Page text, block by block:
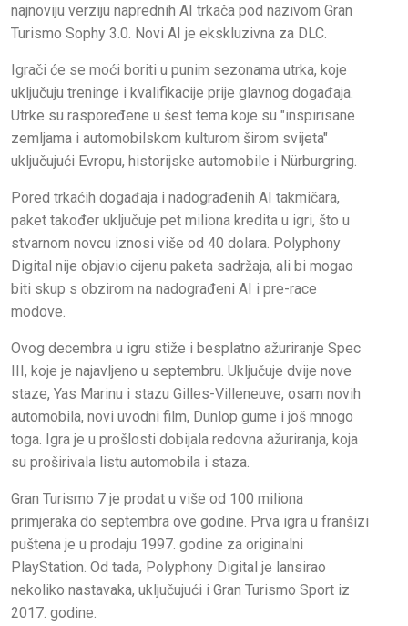
najnoviju verziju naprednih AI trkača pod nazivom Gran
Turismo Sophy 3.0. Novi AI je ekskluzivna za DLC.
Igrači će se moći boriti u punim sezonama utrka, koje
uključuju treninge i kvalifikacije prije glavnog događaja.
Utrke su raspoređene u šest tema koje su "inspirisane
zemljama i automobilskom kulturom širom svijeta"
uključujući Evropu, historijske automobile i Nürburgring.
Pored trkaćih događaja i nadograđenih AI takmičara,
paket također uključuje pet miliona kredita u igri, što u
stvarnom novcu iznosi više od 40 dolara. Polyphony
Digital nije objavio cijenu paketa sadržaja, ali bi mogao
biti skup s obzirom na nadograđeni AI i pre-race
modove.
Ovog decembra u igru ​​stiže i besplatno ažuriranje Spec
III, koje je najavljeno u septembru. Uključuje dvije nove
staze, Yas Marinu i stazu Gilles-Villeneuve, osam novih
automobila, novi uvodni film, Dunlop gume i još mnogo
toga. Igra je u prošlosti dobijala redovna ažuriranja, koja
su proširivala listu automobila i staza.
Gran Turismo 7 je prodat u više od 100 miliona
primjeraka do septembra ove godine. Prva igra u franšizi
puštena je u prodaju 1997. godine za originalni
PlayStation. Od tada, Polyphony Digital je lansirao
nekoliko nastavaka, uključujući i Gran Turismo Sport iz
2017. godine.